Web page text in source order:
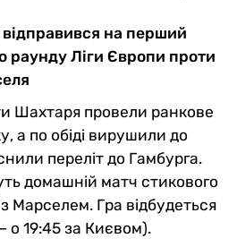
на перший
раунду Ліги Європи проти
Шахтаря провели ранкове
а по обіді вирушили до
переліт до Гамбурга.
домашній матч стикового
Марселем. Гра відбудеться
о 19:45 за Києвом).